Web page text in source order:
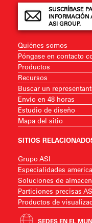
SUSCRÍBASE
INFORMACIÓN
ASI GROUP.
Quiénes somos
Póngase en contacto
Productos
Recursos
Buscar un
Envío en 48 horas
Estudio de diseño
Mapa del sitio
SITIOS
Grupo ASI
Especialidades
Soluciones de
Particiones precisas
Productos de
SEDES EN EL